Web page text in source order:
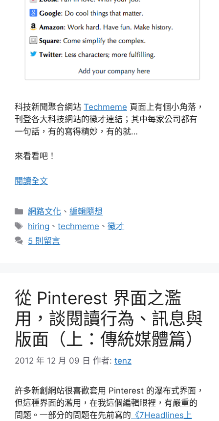
科技新聞聚合網站 Techmeme 頁面上有個小角落，
刊登各大科技網站的徵才連結；其中每家公司都有
一句話，有的寫得精妙，有的就…
來看看吧！
閱讀全文
分
類
網路文化 、編輯隨想
標
籤
hiring 、techmeme 、徵才
5 則留言
從 Pinterest 界面之濫
用，談閱讀行為、訊息與
版面（上：傳統媒體篇）
2012 年 12 月 09 日 作者: tenz
許多新創網站很喜歡套用 Pinterest 的瀑布式界面，
但這種界面的濫用，在我這個編輯眼裡，有嚴重的
問題。一部分的問題在先前寫的 《7Headlines上